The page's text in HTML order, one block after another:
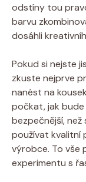
odstíny tou
barvu
dosáhli
Pokud si nejste
zkuste nejprve
nanést na
počkat, jak
bezpečnější,
používat kvalitní
výrobce. To vše
experimentu s